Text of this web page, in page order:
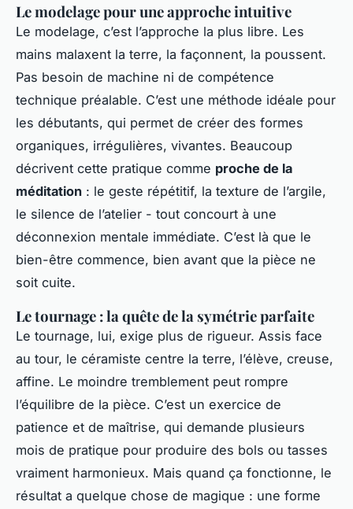
Le modelage pour une approche intuitive
Le modelage, c’est l’approche la plus libre. Les
mains malaxent la terre, la façonnent, la poussent.
Pas besoin de machine ni de compétence
technique préalable. C’est une méthode idéale pour
les débutants, qui permet de créer des formes
organiques, irrégulières, vivantes. Beaucoup
décrivent cette pratique comme proche de la
méditation : le geste répétitif, la texture de l’argile,
le silence de l’atelier - tout concourt à une
déconnexion mentale immédiate. C’est là que le
bien-être commence, bien avant que la pièce ne
soit cuite.
Le tournage : la quête de la symétrie parfaite
Le tournage, lui, exige plus de rigueur. Assis face
au tour, le céramiste centre la terre, l’élève, creuse,
affine. Le moindre tremblement peut rompre
l’équilibre de la pièce. C’est un exercice de
patience et de maîtrise, qui demande plusieurs
mois de pratique pour produire des bols ou tasses
vraiment harmonieux. Mais quand ça fonctionne, le
résultat a quelque chose de magique : une forme